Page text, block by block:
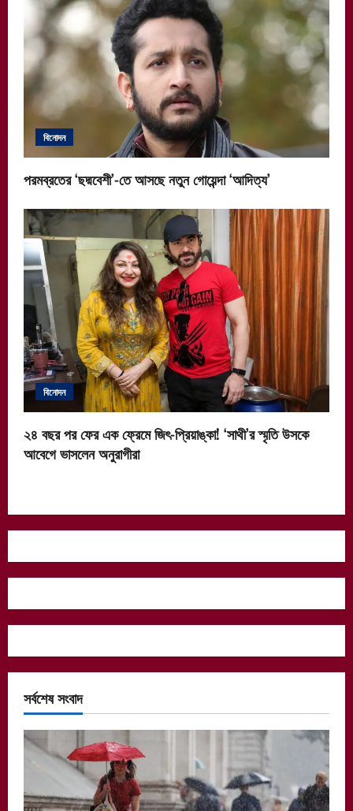
বিনোদন
পরমব্রতের ‘ছদ্মবেশী’-তে আসছে নতুন গোয়েন্দা ‘আদিত্য’
বিনোদন
২৪ বছর পর ফের এক ফ্রেমে জিৎ-প্রিয়াঙ্কা! ‘সাথী’র স্মৃতি উসকে
আবেগে ভাসলেন অনুরাগীরা
সর্বশেষ সংবাদ